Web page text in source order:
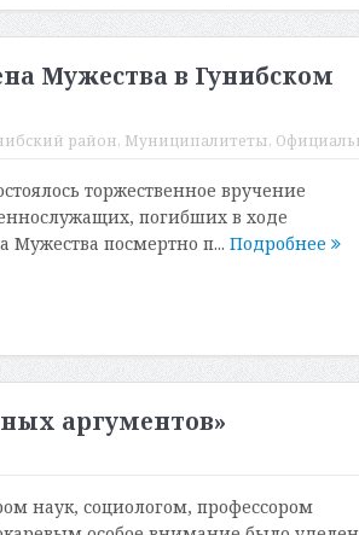
Мужества в Гунибском
район, Муниципалитеты,
торжественное вручение
погибших в ходе
Мужества посмертно п... Подробнее
аргументов»
наук, социологом, профессором